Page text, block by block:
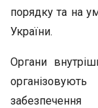
порядку та на
України.
Органи
забезпечення